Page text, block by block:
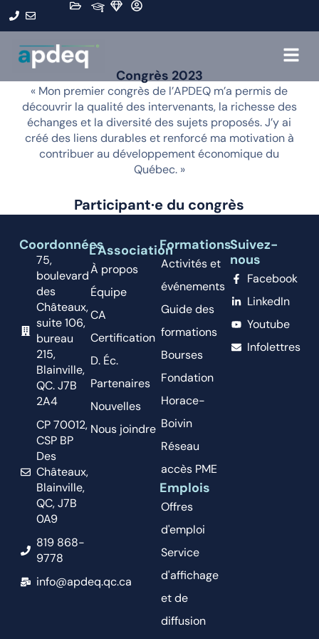
Congrès 2023
« Mon premier congrès de l’APDEQ m’a permis de
découvrir la qualité des intervenants, la richesse des
échanges et la diversité des sujets proposés. J’y ai
créé des liens durables et renforcé ma motivation à
contribuer au développement économique du
Québec. »
Participant·e du congrès
Coordonnées
75,
boulevard
des
Châteaux,
suite 106,
bureau
215,
Blainville,
QC. J7B
2A4
CP 70012,
CSP BP
Des
Châteaux,
Blainville,
QC, J7B
0A9
819 868-
9778
info@apdeq.qc.ca
L'Association
À propos
Équipe
CA
Certification
D. Éc.
Partenaires
Nouvelles
Nous joindre
Formations
Activités et
événements
Guide des
formations
Bourses
Fondation
Horace-
Boivin
Réseau
accès PME
Emplois
Offres
d'emploi
Service
d'affichage
et de
diffusion
Suivez-
nous
Facebook
LinkedIn
Youtube
Infolettres